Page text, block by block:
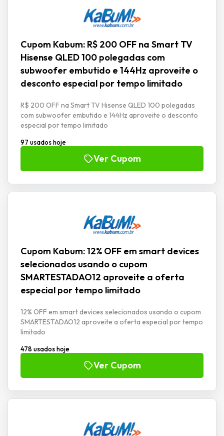
Cupom Kabum: R$ 200 OFF na Smart TV
Hisense QLED 100 polegadas com
subwoofer embutido e 144Hz aproveite o
desconto especial por tempo limitado
R$ 200 OFF na Smart TV Hisense QLED 100 polegadas
com subwoofer embutido e 144Hz aproveite o desconto
especial por tempo limitado
97 usados hoje
Ver Cupom
Cupom Kabum: 12% OFF em smart devices
selecionados usando o cupom
SMARTESTADAO12 aproveite a oferta
especial por tempo limitado
12% OFF em smart devices selecionados usando o cupom
SMARTESTADAO12 aproveite a oferta especial por tempo
limitado
478 usados hoje
Ver Cupom